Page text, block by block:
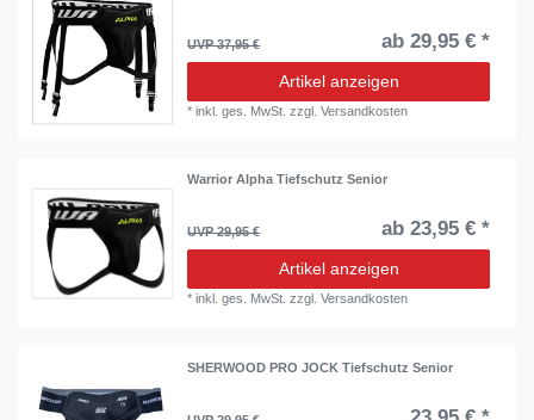
UVP 37,95 € ab 29,95 € *
Artikel anzeigen
*inkl. ges. MwSt. zzgl.Versandkosten
Warrior Alpha Tiefschutz Senior
UVP 29,95 € ab 23,95 € *
Artikel anzeigen
*inkl. ges. MwSt. zzgl.Versandkosten
SHERWOOD PRO JOCK Tiefschutz Senior